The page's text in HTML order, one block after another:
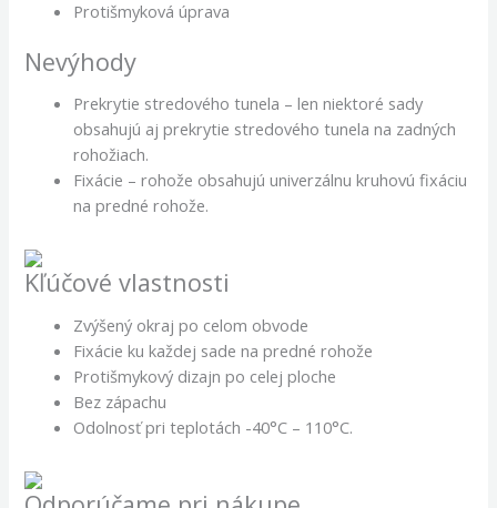
Protišmyková úprava
Nevýhody
Prekrytie stredového tunela – len niektoré sady
obsahujú aj prekrytie stredového tunela na zadných
rohožiach.
Fixácie – rohože obsahujú univerzálnu kruhovú fixáciu
na predné rohože.
Kľúčové vlastnosti
Zvýšený okraj po celom obvode
Fixácie ku každej sade na predné rohože
Protišmykový dizajn po celej ploche
Bez zápachu
Odolnosť pri teplotách -40°C – 110°C.